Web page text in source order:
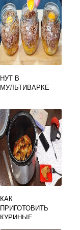
НУТ В
МУЛЬТИВАРКЕ
КАК
ПРИГОТОВИТЬ
КУРИНЫЕ